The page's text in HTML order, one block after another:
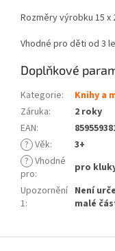
Rozměry výrobku 15 x
Vhodné pro děti od 3
Doplňkové
Kategorie:
Knihy a
Záruka:
2 roky
EAN:
? Věk:
3+
? Vhodné
pro:
pro
Upozornění
1:
Není
malé